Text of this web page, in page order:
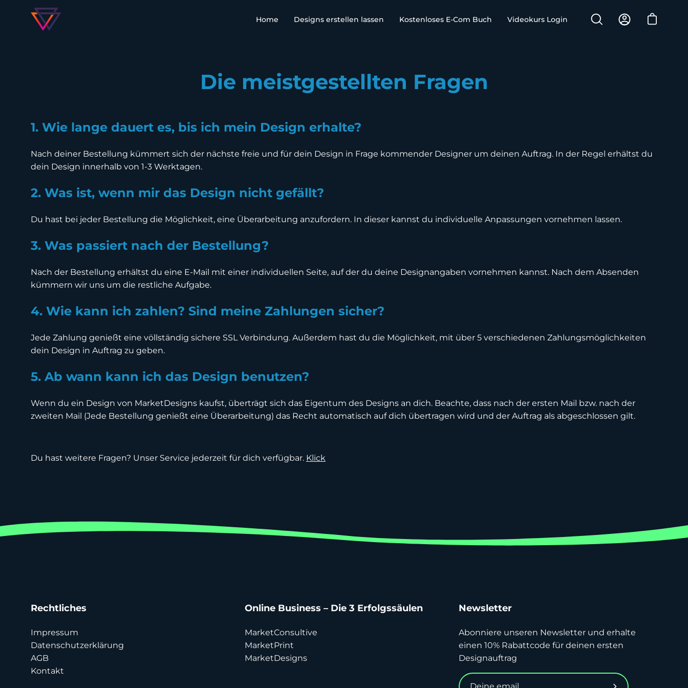
überspringen
Home Designs erstellen lassen Kostenloses E-Com Buch Videokurs Login
Suchleiste
Mein
Die meistgestellten Fragen
1. Wie lange dauert es, bis ich mein Design erhalte?
Nach deiner Bestellung kümmert sich der nächste freie und für dein Design in Frage kommender Designer um deinen Auftrag. In der Regel erhältst du
dein Design innerhalb von 1-3 Werktagen.
2. Was ist, wenn mir das Design nicht gefällt?
Du hast bei jeder Bestellung die Möglichkeit, eine Überarbeitung anzufordern. In dieser kannst du individuelle Anpassungen vornehmen lassen.
3. Was passiert nach der Bestellung?
Nach der Bestellung erhältst du eine E-Mail mit einer individuellen Seite, auf der du deine Designangaben vornehmen kannst. Nach dem Absenden
kümmern wir uns um die restliche Aufgabe.
4. Wie kann ich zahlen? Sind meine Zahlungen sicher?
Jede Zahlung genießt eine völlständig sichere SSL Verbindung. Außerdem hast du die Möglichkeit, mit über 5 verschiedenen Zahlungsmöglichkeiten
dein Design in Auftrag zu geben.
5. Ab wann kann ich das Design benutzen?
Wenn du ein Design von MarketDesigns kaufst, überträgt sich das Eigentum des Designs an dich. Beachte, dass nach der ersten Mail bzw. nach der
zweiten Mail (Jede Bestellung genießt eine Überarbeitung) das Recht automatisch auf dich übertragen wird und der Auftrag als abgeschlossen gilt.
Du hast weitere Fragen? Unser Service jederzeit für dich verfügbar. Klick
Rechtliches
Impressum
Datenschutzerklärung
AGB
Kontakt
Online Business – Die 3 Erfolgssäulen
MarketConsultive
MarketPrint
MarketDesigns
Newsletter
Abonniere unseren Newsletter und erhalte
einen 10% Rabattcode für deinen ersten
Designauftrag